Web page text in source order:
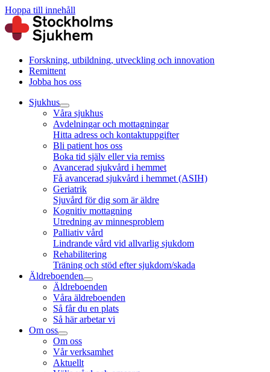
Hoppa till innehåll
Forskning, utbildning, utveckling och innovation
Remittent
Jobba hos oss
Sjukhus
Våra sjukhus
Avdelningar och mottagningar
Hitta adress och kontaktuppgifter
Bli patient hos oss
Boka tid själv eller via remiss
Avancerad sjukvård i hemmet
Få avancerad sjukvård i hemmet (ASIH)
Geriatrik
Sjuvård för dig som är äldre
Kognitiv mottagning
Utredning av minnesproblem
Palliativ vård
Lindrande vård vid allvarlig sjukdom
Rehabilitering
Träning och stöd efter sjukdom/skada
Äldreboenden
Äldreboenden
Våra äldreboenden
Så får du en plats
Så här arbetar vi
Om oss
Om oss
Vår verksamhet
Aktuellt